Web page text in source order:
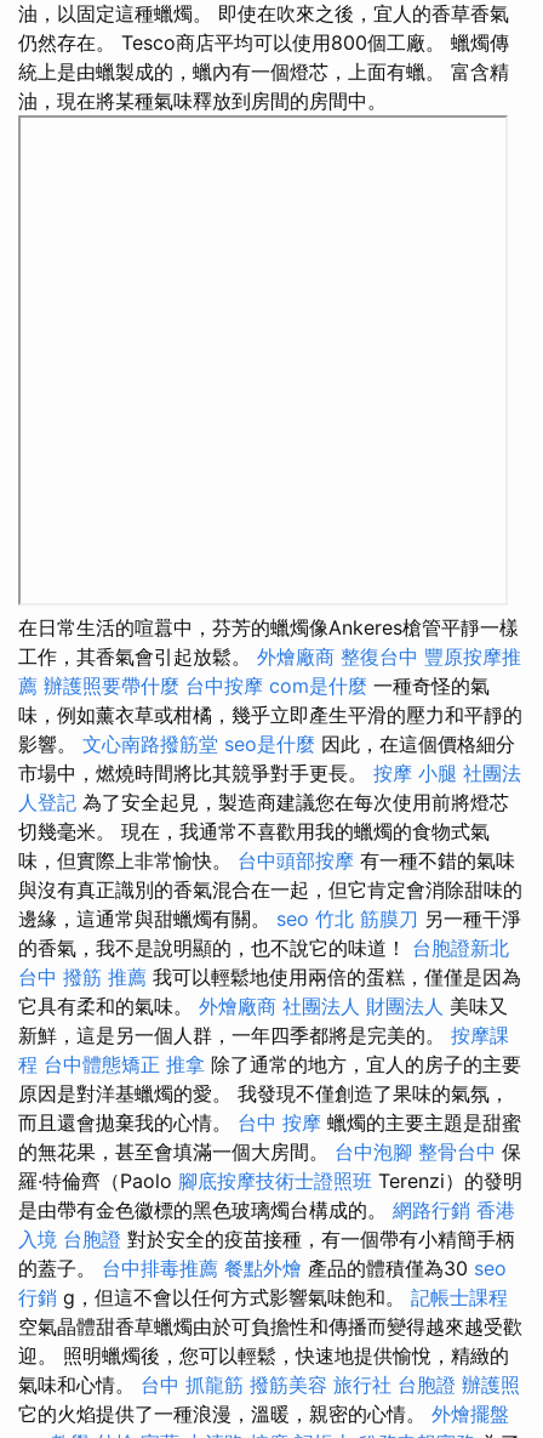
油，以固定這種蠟燭。 即使在吹來之後，宜人的香草香氣
仍然存在。 Tesco商店平均可以使用800個工廠。 蠟燭傳
統上是由蠟製成的，蠟內有一個燈芯，上面有蠟。 富含精
油，現在將某種氣味釋放到房間的房間中。
在日常生活的喧囂中，芬芳的蠟燭像Ankeres槍管平靜一樣
工作，其香氣會引起放鬆。 外燴廠商 整復台中 豐原按摩推
薦 辦護照要帶什麼 台中按摩 com是什麼 一種奇怪的氣
味，例如薰衣草或柑橘，幾乎立即產生平滑的壓力和平靜的
影響。 文心南路撥筋堂 seo是什麼 因此，在這個價格細分
市場中，燃燒時間將比其競爭對手更長。 按摩 小腿 社團法
人登記 為了安全起見，製造商建議您在每次使用前將燈芯
切幾毫米。 現在，我通常不喜歡用我的蠟燭的食物式氣
味，但實際上非常愉快。 台中頭部按摩 有一種不錯的氣味
與沒有真正識別的香氣混合在一起，但它肯定會消除甜味的
邊緣，這通常與甜蠟燭有關。 seo 竹北 筋膜刀 另一種干淨
的香氣，我不是說明顯的，也不說它的味道！ 台胞證新北
台中 撥筋 推薦 我可以輕鬆地使用兩倍的蛋糕，僅僅是因為
它具有柔和的氣味。 外燴廠商 社團法人 財團法人 美味又
新鮮，這是另一個人群，一年四季都將是完美的。 按摩課
程 台中體態矯正 推拿 除了通常的地方，宜人的房子的主要
原因是對洋基蠟燭的愛。 我發現不僅創造了果味的氣氛，
而且還會拋棄我的心情。 台中 按摩 蠟燭的主要主題是甜蜜
的無花果，甚至會填滿一個大房間。 台中泡腳 整骨台中 保
羅·特倫齊（Paolo 腳底按摩技術士證照班 Terenzi）的發明
是由帶有金色徽標的黑色玻璃燭台構成的。 網路行銷 香港
入境 台胞證 對於安全的疫苗接種，有一個帶有小精簡手柄
的蓋子。 台中排毒推薦 餐點外燴 產品的體積僅為30 seo
行銷 g，但這不會以任何方式影響氣味飽和。 記帳士課程
空氣晶體甜香草蠟燭由於可負擔性和傳播而變得越來越受歡
迎。 照明蠟燭後，您可以輕鬆，快速地提供愉悅，精緻的
氣味和心情。 台中 抓龍筋 撥筋美容 旅行社 台胞證 辦護照
它的火焰提供了一種浪漫，溫暖，親密的心情。 外燴擺盤